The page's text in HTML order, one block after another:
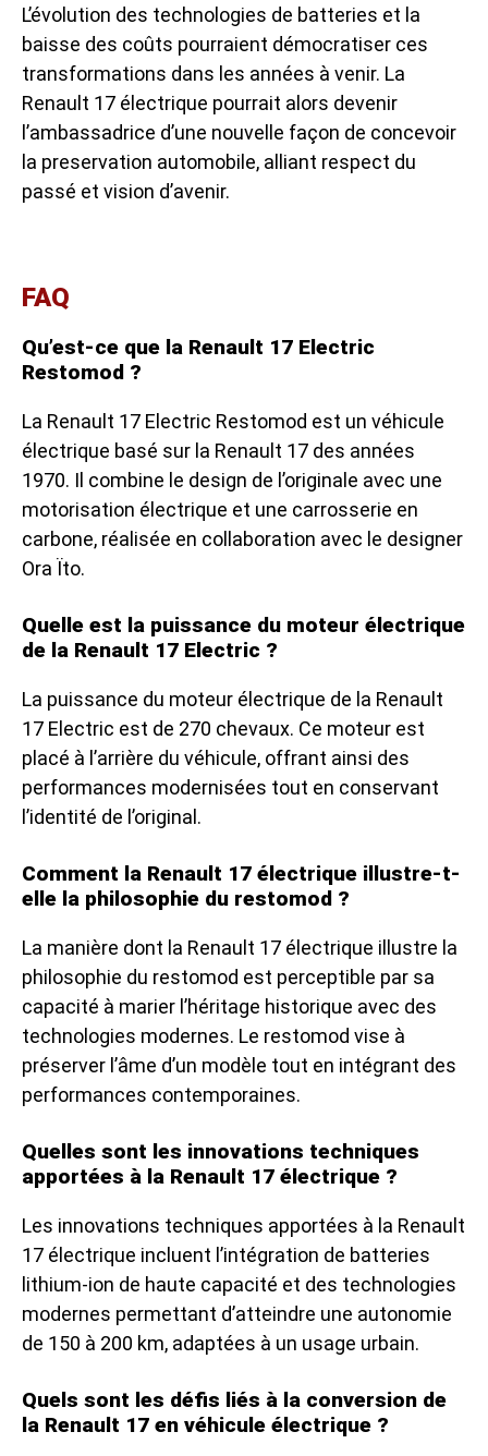
L’évolution des technologies de batteries et la
baisse des coûts pourraient démocratiser ces
transformations dans les années à venir. La
Renault 17 électrique pourrait alors devenir
l’ambassadrice d’une nouvelle façon de concevoir
la preservation automobile, alliant respect du
passé et vision d’avenir.
FAQ
Qu’est-ce que la Renault 17 Electric
Restomod ?
La Renault 17 Electric Restomod est un véhicule
électrique basé sur la Renault 17 des années
1970. Il combine le design de l’originale avec une
motorisation électrique et une carrosserie en
carbone, réalisée en collaboration avec le designer
Ora Ïto.
Quelle est la puissance du moteur électrique
de la Renault 17 Electric ?
La puissance du moteur électrique de la Renault
17 Electric est de 270 chevaux. Ce moteur est
placé à l’arrière du véhicule, offrant ainsi des
performances modernisées tout en conservant
l’identité de l’original.
Comment la Renault 17 électrique illustre-t-
elle la philosophie du restomod ?
La manière dont la Renault 17 électrique illustre la
philosophie du restomod est perceptible par sa
capacité à marier l’héritage historique avec des
technologies modernes. Le restomod vise à
préserver l’âme d’un modèle tout en intégrant des
performances contemporaines.
Quelles sont les innovations techniques
apportées à la Renault 17 électrique ?
Les innovations techniques apportées à la Renault
17 électrique incluent l’intégration de batteries
lithium-ion de haute capacité et des technologies
modernes permettant d’atteindre une autonomie
de 150 à 200 km, adaptées à un usage urbain.
Quels sont les défis liés à la conversion de
la Renault 17 en véhicule électrique ?